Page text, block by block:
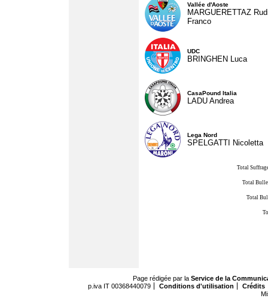
Vallée d'Aoste
MARGUERETTAZ
Franco
UDC
BRINGHEN Luca
CasaPound Italia
LADU Andrea
Lega Nord
SPELGATTI Nicoletta
Total
Total
Total
Page rédigée par la Service de la
p.iva IT 00368440079
Conditions d'utilisation
Crédits